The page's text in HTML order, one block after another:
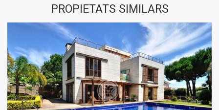
PROPIETATS SIMILARS